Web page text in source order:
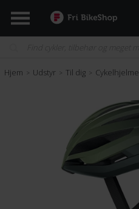
Hjem > Udstyr > Til dig > Cykelhjelme